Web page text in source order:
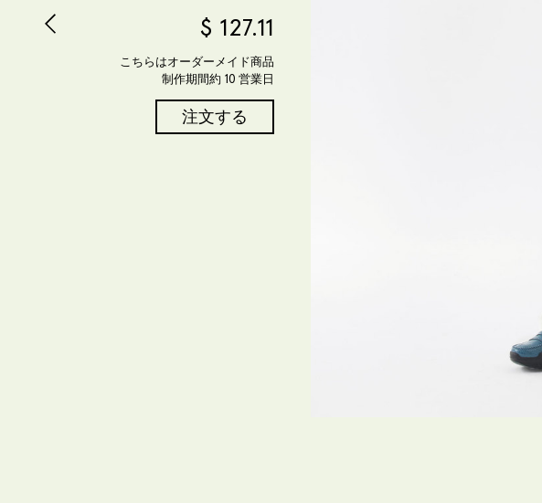
$ 127.11
こちらはオーダーメイド商品
制作期間約 10 営業日
注文する